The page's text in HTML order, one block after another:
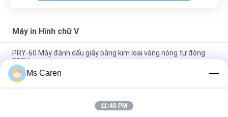
Máy in Hình chữ V
PRY-60 Máy đánh dấu giấy bằng kim loại vàng nóng tự động
220V
Máy đánh dấu giấy vàng nóng bằng giấy vàng tự động 380V
PRY-78
PRY-80 Máy đánh dấu giấy vàng bằng tấm nóng tự động 30
Ms Caren
11:48 PM